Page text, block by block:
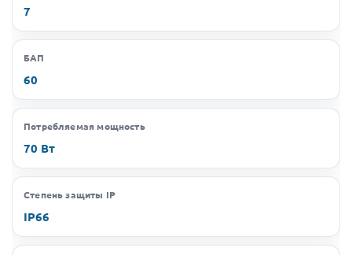
7
БАП
60
Потребляемая мощность
70 Вт
Степень защиты IP
IP66